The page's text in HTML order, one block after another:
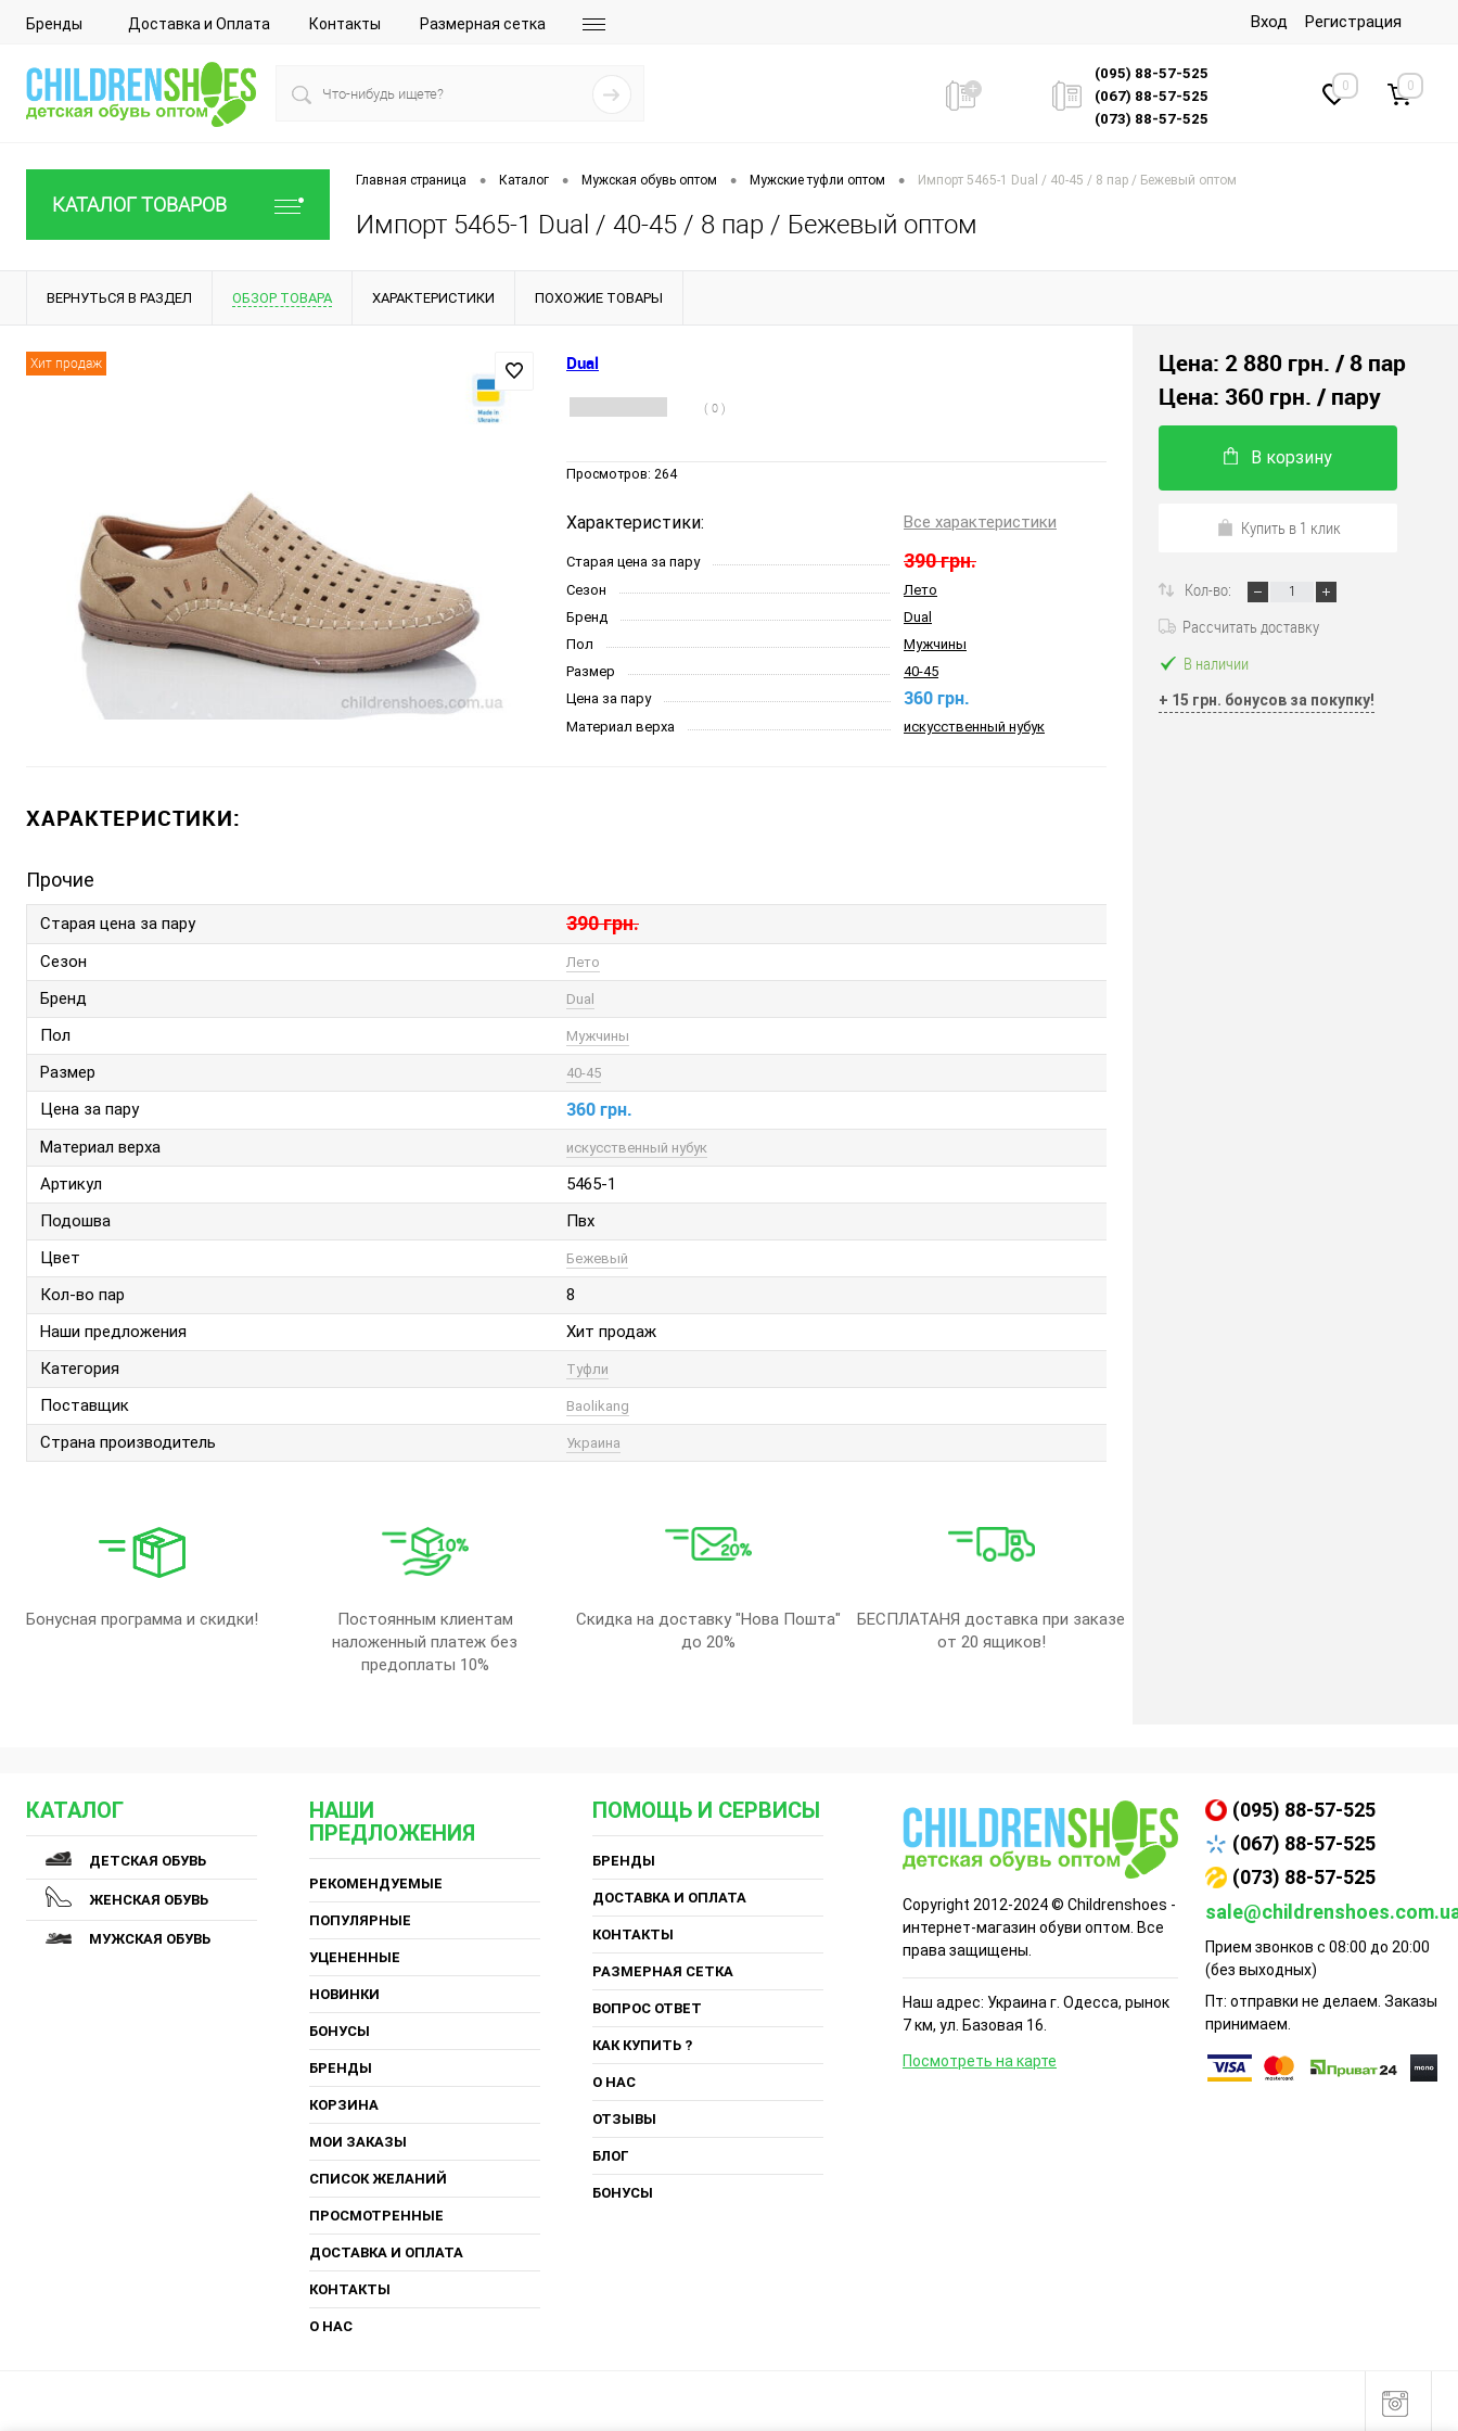
Бренды Доставка и Оплата Контакты Размерная сетка Вход Регистрация
(095) 88-57-525
(067) 88-57-525
(073) 88-57-525
0 0
КАТАЛОГ ТОВАРОВ
Главная страница • Каталог • Мужская обувь оптом • Мужские туфли оптом • Импорт 5465-1 Dual / 40-45 / 8 пар / Бежевый оптом
Импорт 5465-1 Dual / 40-45 / 8 пар / Бежевый оптом
ВЕРНУТЬСЯ В РАЗДЕЛ ОБЗОР ТОВАРА ХАРАКТЕРИСТИКИ ПОХОЖИЕ ТОВАРЫ
Хит продаж Dual
( 0 )
Просмотров: 264
Характеристики: Все характеристики
Старая цена за пару 390 грн.
Сезон
Лето
Бренд
Dual
Пол
Мужчины
Размер
40-45
Цена за пару
360 грн.
Материал верха искусственный нубук
ХАРАКТЕРИСТИКИ:
Прочие
Старая цена за пару 390 грн.
Сезон Лето
Бренд Dual
Пол Мужчины
Размер 40-45
Цена за пару 360 грн.
Материал верха искусственный нубук
Артикул
5465-1
Подошва
Пвх
Цвет
Бежевый
Кол-во пар
8
Наши предложения
Хит продаж
Категория
Туфли
Поставщик Baolikang
Страна производитель Украина
Бонусная программа и скидки!
Постоянным клиентам
наложенный платеж без
предоплаты 10%
Скидка на доставку "Нова Пошта"
до 20%
БЕСПЛАТАНЯ доставка при заказе
от 20 ящиков!
Цена: 2 880 грн. / 8 пар
Цена: 360 грн. / пару
В корзину
Купить в 1 клик
Кол-во:
Рассчитать доставку
В наличии
+ 15 грн. бонусов за покупку!
КАТАЛОГ
ДЕТСКАЯ ОБУВЬ
ЖЕНСКАЯ ОБУВЬ
МУЖСКАЯ ОБУВЬ
НАШИ
ПРЕДЛОЖЕНИЯ
РЕКОМЕНДУЕМЫЕ
ПОПУЛЯРНЫЕ
УЦЕНЕННЫЕ
НОВИНКИ
БОНУСЫ
БРЕНДЫ
КОРЗИНА
МОИ ЗАКАЗЫ
СПИСОК ЖЕЛАНИЙ
ПРОСМОТРЕННЫЕ
ДОСТАВКА И ОПЛАТА
КОНТАКТЫ
О НАС
ПОМОЩЬ И СЕРВИСЫ
БРЕНДЫ
ДОСТАВКА И ОПЛАТА
КОНТАКТЫ
РАЗМЕРНАЯ СЕТКА
ВОПРОС ОТВЕТ
КАК КУПИТЬ ?
О НАС
ОТЗЫВЫ
БЛОГ
БОНУСЫ
Copyright 2012-2024 © Childrenshoes -
интернет-магазин обуви оптом. Все
права защищены.
Наш адрес: Украина г. Одесса, рынок
7 км, ул. Базовая 16.
Посмотреть на карте
(095) 88-57-525
(067) 88-57-525
(073) 88-57-525
Прием звонков с 08:00 до 20:00
(без выходных)
Пт: отправки не делаем. Заказы
принимаем.